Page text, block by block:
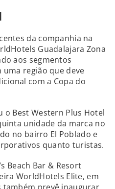
da companhia na
Guadalajara Zona
aos segmentos
região que deve
com a Copa do
o Best Western Plus Hotel
unidade da marca no
no bairro El Poblado e
quanto turistas.
Beach Bar & Resort
WorldHotels Elite, em
também prevê inaugurar